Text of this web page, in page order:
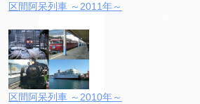
区間阿呆列車 ～2011年～
区間阿呆列車 ～2010年～